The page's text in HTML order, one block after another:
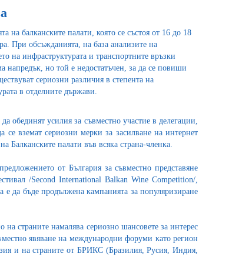
на балканските палати, която се състоя от 16 до 18
При обсъжданията, на база анализите на
на инфраструктурата и транспортните връзки
напредък, но той е недостатъчен, за да се повиши
сериозни различия в степента на
в отделните държави.
обединят усилия за съвместно участие в делегации,
се вземат сериозни мерки за засилване на интернет
Балканските палати във всяка страна-членка.
от България за съвместно представяне
/Second International Balkan Wine Competition/,
да бъде продължена кампанията за популяризиране
страните намалява сериозно шансовете за интерес
явяване на международни форуми като регион
и на страните от БРИКС (Бразилия, Русия, Индия,